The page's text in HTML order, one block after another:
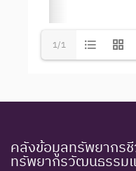
1/1
คลังข้อมูลทรัพยากร
ทรัพยากรวัฒนธรรม